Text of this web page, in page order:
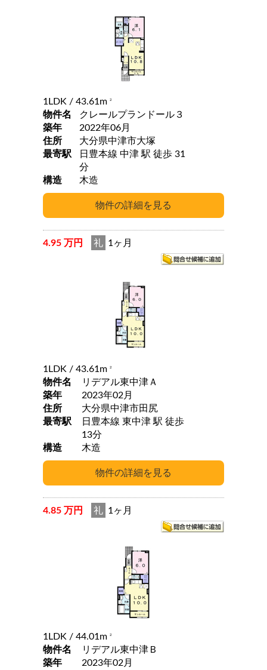
1LDK / 43.61m 2
物件名
クレールプランドール３
築年
2022年06月
住所
大分県中津市大塚
最寄駅
日豊本線 中津 駅 徒歩 31
分
構造
木造
4.95 万円 礼 1ヶ月
1LDK / 43.61m 2
物件名
リデアル東中津Ａ
築年
2023年02月
住所
大分県中津市田尻
最寄駅
日豊本線 東中津 駅 徒歩
13分
構造
木造
4.85 万円 礼 1ヶ月
1LDK / 44.01m 2
物件名
リデアル東中津Ｂ
築年
2023年02月